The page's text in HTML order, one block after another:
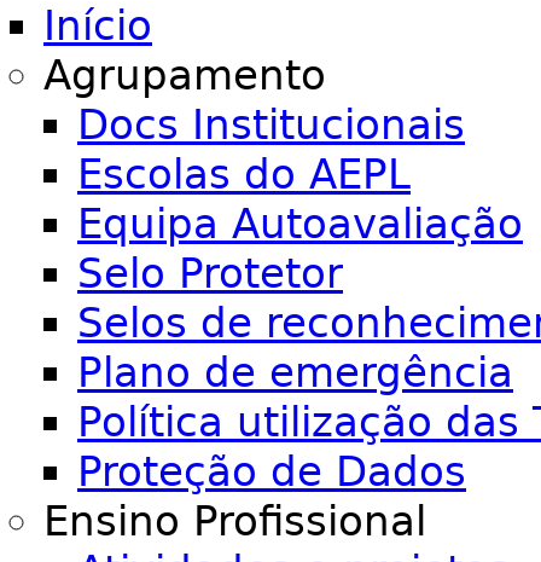
Início
Agrupamento
Docs Institucionais
Escolas do AEPL
Equipa Autoavaliação
Selo Protetor
Selos de
Plano de emergência
Política utilização das
Proteção de Dados
Ensino Profissional